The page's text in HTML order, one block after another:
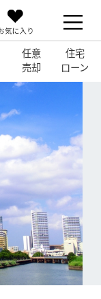
任意
売却
住宅
ローン